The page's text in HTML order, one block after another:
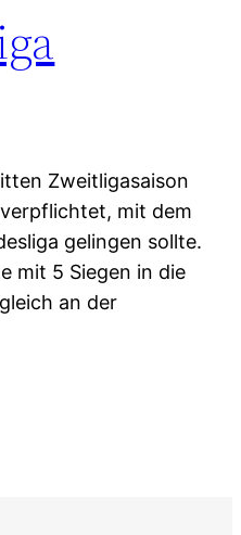
Zweitligasaison
mit dem
gelingen sollte.
mit 5 Siegen in die
an der